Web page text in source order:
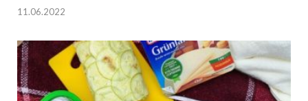
11.06.2022